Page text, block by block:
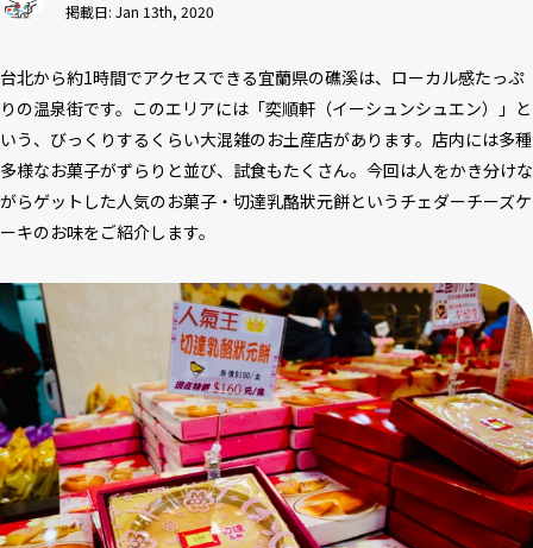
掲載日: Jan 13th, 2020
台北から約1時間でアクセスできる宜蘭県の礁溪は、ローカル感たっぷ
りの温泉街です。このエリアには「奕順軒（イーシュンシュエン）」と
いう、びっくりするくらい大混雑のお土産店があります。店内には多種
多様なお菓子がずらりと並び、試食もたくさん。今回は人をかき分けな
がらゲットした人気のお菓子・切達乳酪狀元餅というチェダーチーズケ
ーキのお味をご紹介します。